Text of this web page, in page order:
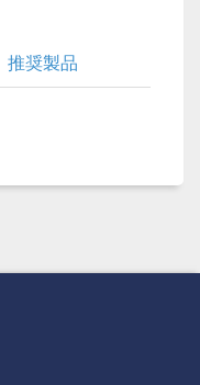
推奨製品